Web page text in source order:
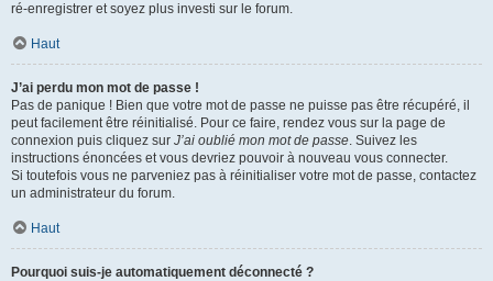
ré-enregistrer et soyez plus investi sur le forum.
Haut
J’ai perdu mon mot de passe !
Pas de panique ! Bien que votre mot de passe ne puisse pas être récupéré, il
peut facilement être réinitialisé. Pour ce faire, rendez vous sur la page de
connexion puis cliquez sur J’ai oublié mon mot de passe. Suivez les
instructions énoncées et vous devriez pouvoir à nouveau vous connecter.
Si toutefois vous ne parveniez pas à réinitialiser votre mot de passe, contactez
un administrateur du forum.
Haut
Pourquoi suis-je automatiquement déconnecté ?